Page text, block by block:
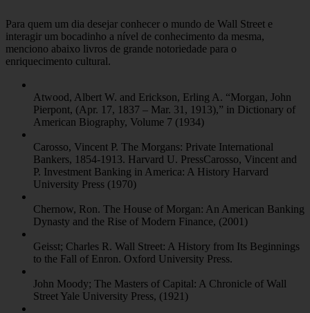
Para quem um dia desejar conhecer o mundo de Wall Street e
interagir um bocadinho a nível de conhecimento da mesma,
menciono abaixo livros de grande notoriedade para o
enriquecimento cultural.
Atwood, Albert W. and Erickson, Erling A. “Morgan, John
Pierpont, (Apr. 17, 1837 – Mar. 31, 1913),” in Dictionary of
American Biography, Volume 7 (1934)
Carosso, Vincent P. The Morgans: Private International
Bankers, 1854-1913. Harvard U. PressCarosso, Vincent and
P. Investment Banking in America: A History Harvard
University Press (1970)
Chernow, Ron. The House of Morgan: An American Banking
Dynasty and the Rise of Modern Finance, (2001)
Geisst; Charles R. Wall Street: A History from Its Beginnings
to the Fall of Enron. Oxford University Press.
John Moody; The Masters of Capital: A Chronicle of Wall
Street Yale University Press, (1921)